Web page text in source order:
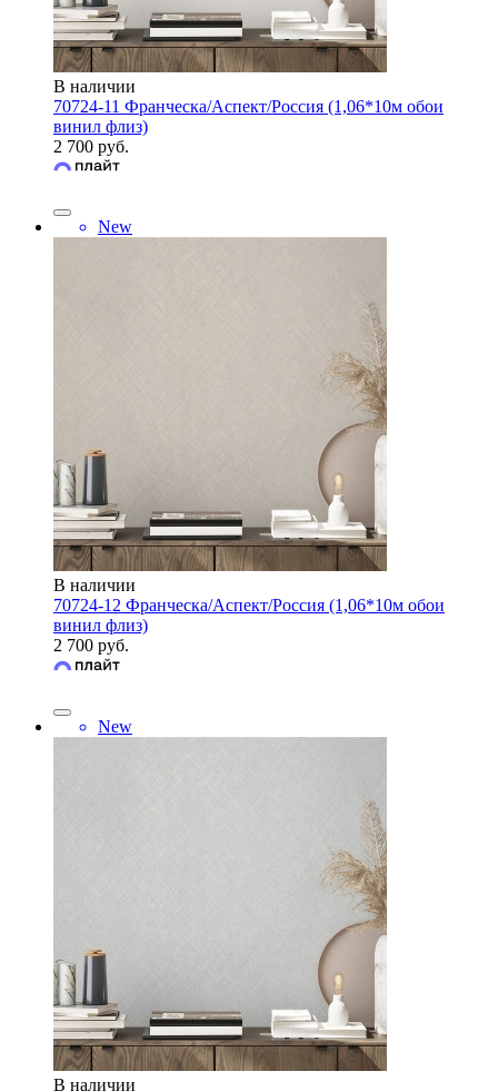
В наличии
70724-11 Франческа/Аспект/Россия (1,06*10м обои
винил флиз)
2 700 руб.
New
В наличии
70724-12 Франческа/Аспект/Россия (1,06*10м обои
винил флиз)
2 700 руб.
New
В наличии